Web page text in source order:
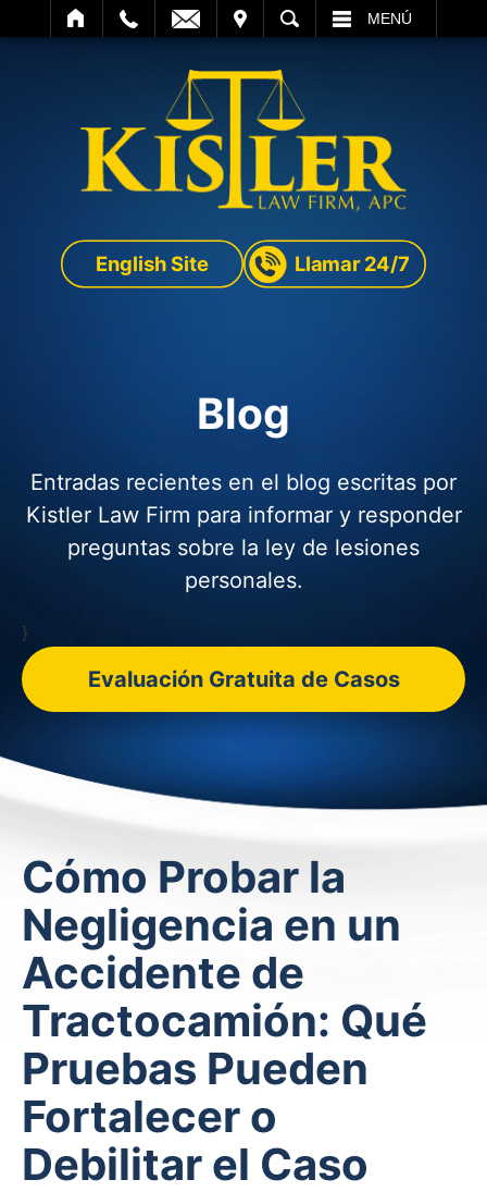
BUSCAR MENÚ
English Site Llamar 24/7
Blog
Entradas recientes en el blog escritas por
Kistler Law Firm para informar yresponder
preguntas sobre la ley de lesiones
personales.
}
Evaluación Gratuita de Casos
Cómo Probar la
Negligencia en un
Accidente de
Tractocamión: Qué
Pruebas Pueden
Fortalecer o
Debilitar el Caso